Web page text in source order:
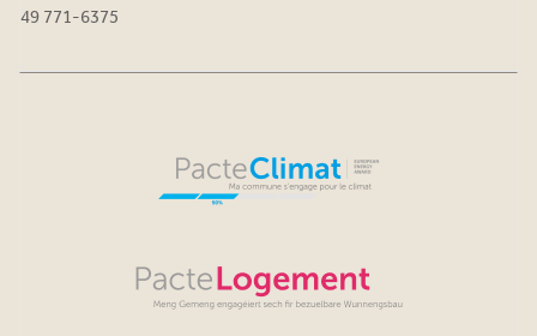
49 771-6375